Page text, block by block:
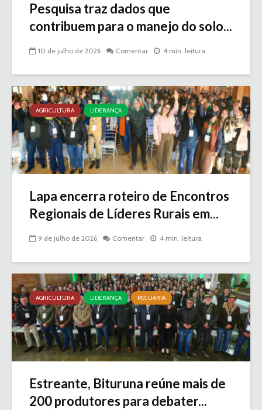
Pesquisa traz dados que
contribuem para o manejo do solo...
10 de julho de 2026 Comentar 4 min. leitura
AGRICULTURA LIDERANÇA
Lapa encerra roteiro de Encontros
Regionais de Líderes Rurais em...
9 de julho de 2026 Comentar 4 min. leitura
AGRICULTURA LIDERANÇA PECUÁRIA
Estreante, Bituruna reúne mais de
200 produtores para debater...